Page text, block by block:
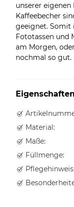
unserer
Kaffeebecher
geeignet. Somit
Fototassen und
am Morgen,
nochmal so gut.
Eigenschaften
Material:
Maße:
Füllmenge:
Pflegehinweis: